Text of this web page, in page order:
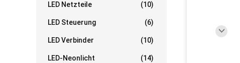
LED Netzteile (10)
LED Steuerung (6)
LED Verbinder (10)
LED-Neonlicht (14)